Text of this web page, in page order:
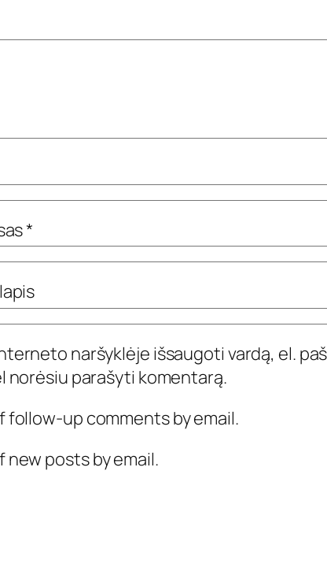
*
naršyklėje išsaugoti vardą, el.
norėsiu parašyti komentarą.
follow-up comments by email.
new posts by email.